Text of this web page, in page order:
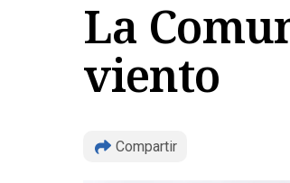
La
viento
Compartir